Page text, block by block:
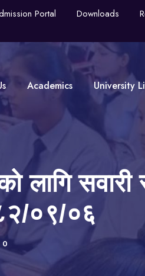
Portal Downloads
Academics University
लागि
०९/०६
0